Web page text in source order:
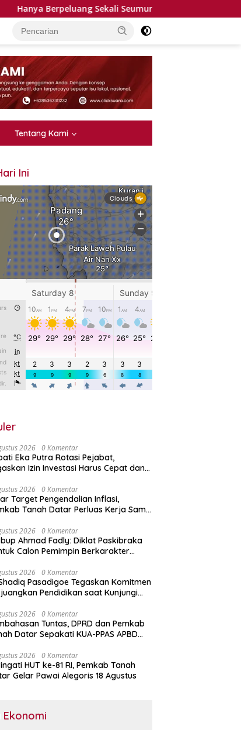
Sekali Seumur Hidup, 32 Penggalang Terbaik Tanah
Tentang Kami
Ini
2026 0 Komentar
Eka Putra Rotasi Pejabat,
Izin Investasi Harus Cepat dan
2026 0 Komentar
Target Pengendalian Inflasi,
Tanah Datar Perluas Kerja Sama
2026 0 Komentar
Ahmad Fadly: Diklat Paskibraka
Calon Pemimpin Berkarakter
2026 0 Komentar
Pasadigoe Tegaskan Komitmen
Pendidikan saat Kunjungi
2026 0 Komentar
Tuntas, DPRD dan Pemkab
Datar Sepakati KUA-PPAS APBD
2026 0 Komentar
HUT ke-81 RI, Pemkab Tanah
Gelar Pawai Alegoris 18 Agustus
Ekonomi